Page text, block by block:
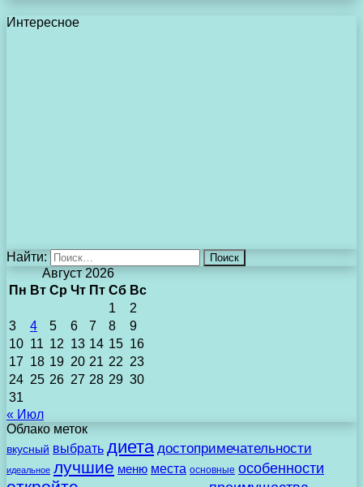
Интересное
Найти:
Август 2026
Пн Вт Ср Чт Пт Сб Вс
1
2
3
4 5 6 7 8
9
10 11 12 13 14 15 16
17 18 19 20 21 22 23
24 25 26 27 28 29 30
31
« Июл
Облако меток
вкусный выбрать диета достопримечательности
идеальное лучшие меню места основные особенности